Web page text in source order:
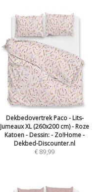
Dekbedovertrek Paco - Lits-
Jumeaux XL (260x200 cm) - Roze
Katoen - Dessin: - Zo!Home -
Dekbed-Discounter.nl
€89,99